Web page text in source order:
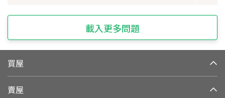
載入更多問題
買屋
賣屋